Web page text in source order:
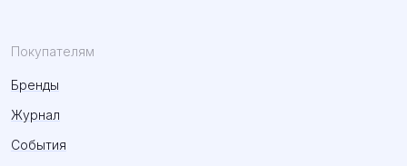
Покупателям
Бренды
Журнал
События